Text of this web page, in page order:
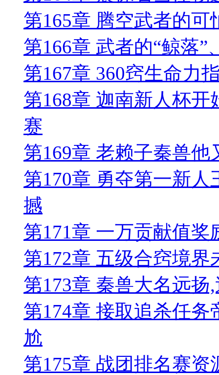
第165章 腾空武者的
第166章 武者的“鲸落
第167章 360窍生命力
第168章 迦南新人杯
赛
第169章 老赖子秦兽
第170章 勇夺第一新
撼
第171章 一万贡献值
第172章 五级合窍境界
第173章 秦兽大名远
第174章 接取追杀任
尬
第175章 战团排名赛